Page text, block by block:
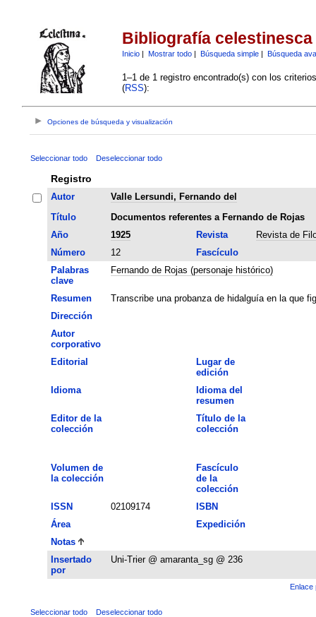
Bibliografía celestinesca
Inicio| Mostrar todo| Búsqueda simple| Búsqueda
1–1 de 1 registro encontrado(s) con los
(RSS):
Opciones de búsqueda y visualización
Seleccionar todo Deseleccionar todo
Registro
Autor
Valle Lersundi, Fernando del
Título
Documentos referentes a Fernando de Rojas
Año
1925 Revista
Revista de
Número
12
Fascículo
Palabras
clave
Fernando de Rojas (personaje histórico)
Resumen
Transcribe una probanza de hidalguía en la que
Dirección
Autor
corporativo
Editorial
Lugar de
edición
Idioma
Idioma del
resumen
Editor de la
colección
Título de la
colección
Volumen de
la colección
Fascículo
de la
colección
ISSN
02109174
ISBN
Área
Expedición
Notas
Insertado
por
Uni-Trier @ amaranta_sg @ 236
Enlace
Seleccionar todo Deseleccionar todo